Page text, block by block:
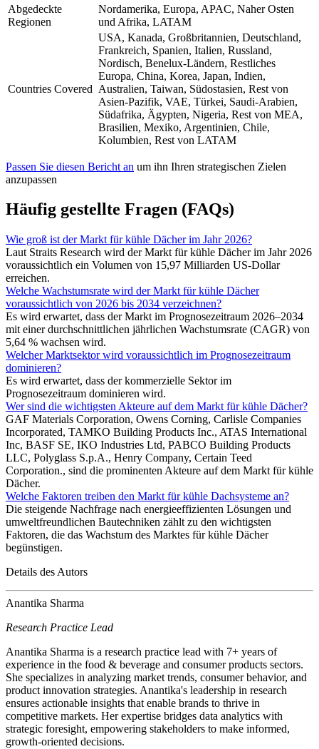
Abgedeckte
Regionen
Nordamerika, Europa, APAC, Naher Osten
und Afrika, LATAM
Countries Covered
USA, Kanada, Großbritannien, Deutschland,
Frankreich, Spanien, Italien, Russland,
Nordisch, Benelux-Ländern, Restliches
Europa, China, Korea, Japan, Indien,
Australien, Taiwan, Südostasien, Rest von
Asien-Pazifik, VAE, Türkei, Saudi-Arabien,
Südafrika, Ägypten, Nigeria, Rest von MEA,
Brasilien, Mexiko, Argentinien, Chile,
Kolumbien, Rest von LATAM
Passen Sie diesen Bericht an um ihn Ihren strategischen Zielen
anzupassen
Häufig gestellte Fragen (FAQs)
Wie groß ist der Markt für kühle Dächer im Jahr 2026?
Laut Straits Research wird der Markt für kühle Dächer im Jahr 2026
voraussichtlich ein Volumen von 15,97 Milliarden US-Dollar
erreichen.
Welche Wachstumsrate wird der Markt für kühle Dächer
voraussichtlich von 2026 bis 2034 verzeichnen?
Es wird erwartet, dass der Markt im Prognosezeitraum 2026–2034
mit einer durchschnittlichen jährlichen Wachstumsrate (CAGR) von
5,64 % wachsen wird.
Welcher Marktsektor wird voraussichtlich im Prognosezeitraum
dominieren?
Es wird erwartet, dass der kommerzielle Sektor im
Prognosezeitraum dominieren wird.
Wer sind die wichtigsten Akteure auf dem Markt für kühle Dächer?
GAF Materials Corporation, Owens Corning, Carlisle Companies
Incorporated, TAMKO Building Products Inc., ATAS International
Inc, BASF SE, IKO Industries Ltd, PABCO Building Products
LLC, Polyglass S.p.A., Henry Company, Certain Teed
Corporation., sind die prominenten Akteure auf dem Markt für kühle
Dächer.
Welche Faktoren treiben den Markt für kühle Dachsysteme an?
Die steigende Nachfrage nach energieeffizienten Lösungen und
umweltfreundlichen Bautechniken zählt zu den wichtigsten
Faktoren, die das Wachstum des Marktes für kühle Dächer
begünstigen.
Details des Autors
Anantika Sharma
Research Practice Lead
Anantika Sharma is a research practice lead with 7+ years of
experience in the food & beverage and consumer products sectors.
She specializes in analyzing market trends, consumer behavior, and
product innovation strategies. Anantika's leadership in research
ensures actionable insights that enable brands to thrive in
competitive markets. Her expertise bridges data analytics with
strategic foresight, empowering stakeholders to make informed,
growth-oriented decisions.